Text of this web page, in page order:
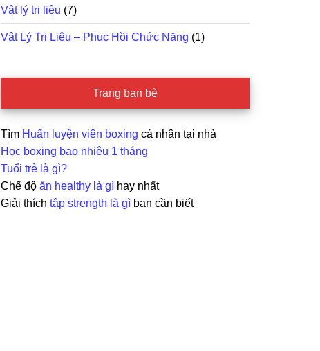
Vật lý trị liệu (7)
Vật Lý Trị Liệu – Phục Hồi Chức Năng (1)
Trang bạn bè
Tìm Huấn luyện viên boxing cá nhân tại nhà
Học boxing bao nhiêu 1 tháng
Tuổi trẻ là gì?
Chế độ ăn healthy là gì hay nhất
Giải thích tập strength là gì bạn cần biết